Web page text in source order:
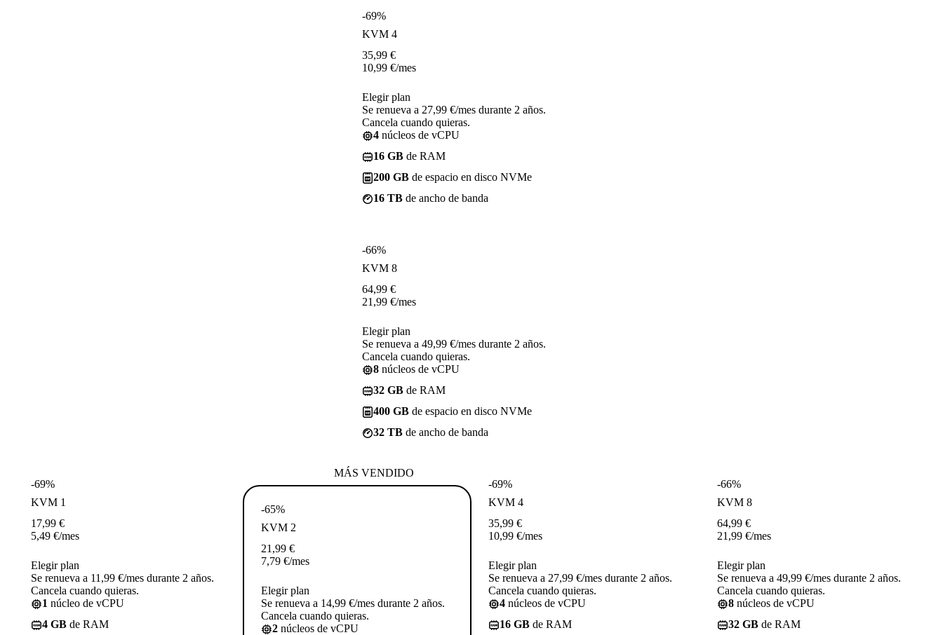
-69%
KVM 4
35,99 €
10,99 €/mes
Elegir plan
Se renueva a 27,99 €/mes durante 2 años.
Cancela cuando quieras.
4 núcleos de vCPU
16 GB de RAM
200 GB de espacio en disco NVMe
16 TB de ancho de banda
-66%
KVM 8
64,99 €
21,99 €/mes
Elegir plan
Se renueva a 49,99 €/mes durante 2 años.
Cancela cuando quieras.
8 núcleos de vCPU
32 GB de RAM
400 GB de espacio en disco NVMe
32 TB de ancho de banda
-69%
KVM 1
17,99 €
5,49 €/mes
Elegir plan
Se renueva a 11,99 €/mes durante 2 años.
Cancela cuando quieras.
1 núcleo de vCPU
4 GB de RAM
MÁS VENDIDO
-65%
KVM 2
21,99 €
7,79 €/mes
Elegir plan
Se renueva a 14,99 €/mes durante 2 años.
Cancela cuando quieras.
2 núcleos de vCPU
-69%
KVM 4
35,99 €
10,99 €/mes
Elegir plan
Se renueva a 27,99 €/mes durante 2 años.
Cancela cuando quieras.
4 núcleos de vCPU
16 GB de RAM
-66%
KVM 8
64,99 €
21,99 €/mes
Elegir plan
Se renueva a 49,99 €/mes durante 2 años.
Cancela cuando quieras.
8 núcleos de vCPU
32 GB de RAM